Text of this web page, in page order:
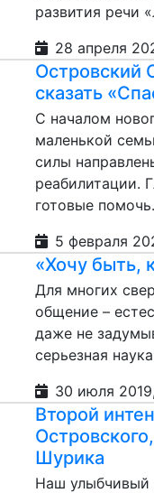
развития речи
28 апреля
Островский
сказать
С началом
маленькой
силы
реабилитации.
готовые помочь.
5 февраля
«Хочу быть,
Для многих
общение –
даже не
серьезная
30 июля
Второй
Шурика
Наш улыбчивый